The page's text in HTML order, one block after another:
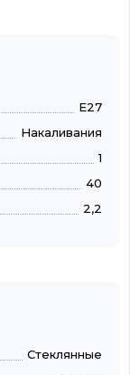
E27
Накаливания
1
40
2,2
Стеклянные